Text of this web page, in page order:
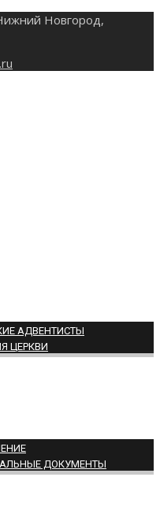
Новгород,
АДВЕНТИСТЫ
ЦЕРКВИ
ДОКУМЕНТЫ